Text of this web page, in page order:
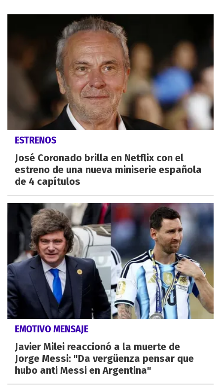
ESTRENOS
José Coronado brilla en Netflix con el
estreno de una nueva miniserie española
de 4 capítulos
EMOTIVO MENSAJE
Javier Milei reaccionó a la muerte de
Jorge Messi: "Da vergüenza pensar que
hubo anti Messi en Argentina"